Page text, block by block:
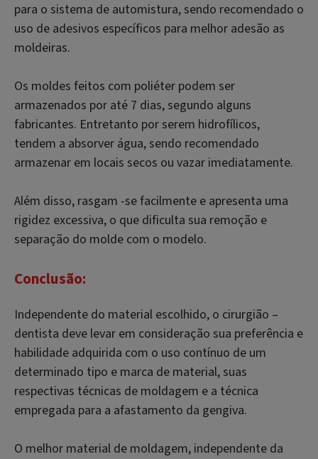
para o sistema de automistura, sendo recomendado o
uso de adesivos específicos para melhor adesão as
moldeiras.
Os moldes feitos com poliéter podem ser
armazenados por até 7 dias, segundo alguns
fabricantes. Entretanto por serem hidrofílicos,
tendem a absorver água, sendo recomendado
armazenar em locais secos ou vazar imediatamente.
Além disso, rasgam -se facilmente e apresenta uma
rigidez excessiva, o que dificulta sua remoção e
separação do molde com o modelo.
Conclusão:
Independente do material escolhido, o cirurgião –
dentista deve levar em consideração sua preferência e
habilidade adquirida com o uso contínuo de um
determinado tipo e marca de material, suas
respectivas técnicas de moldagem e a técnica
empregada para a afastamento da gengiva.
O melhor material de moldagem, independente da